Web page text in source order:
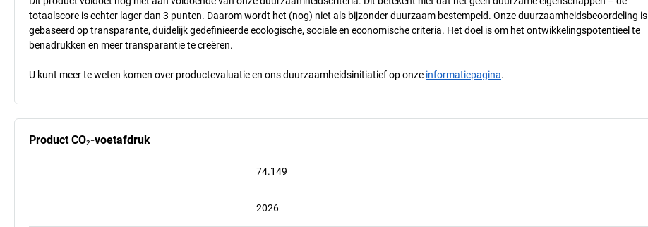
totaalscore is echter lager dan 3 punten. Daarom wordt het (nog) niet als bijzonder duurzaam bestempeld. Onze duurzaamheidsbeoordeling is
gebaseerd op transparante, duidelijk gedefinieerde ecologische, sociale en economische criteria. Het doel is om het ontwikkelingspotentieel te
benadrukken en meer transparantie te creëren.
U kunt meer te weten komen over productevaluatie en ons duurzaamheidsinitiatief op onze informatiepagina.
Product CO₂-voetafdruk
74.149
2026